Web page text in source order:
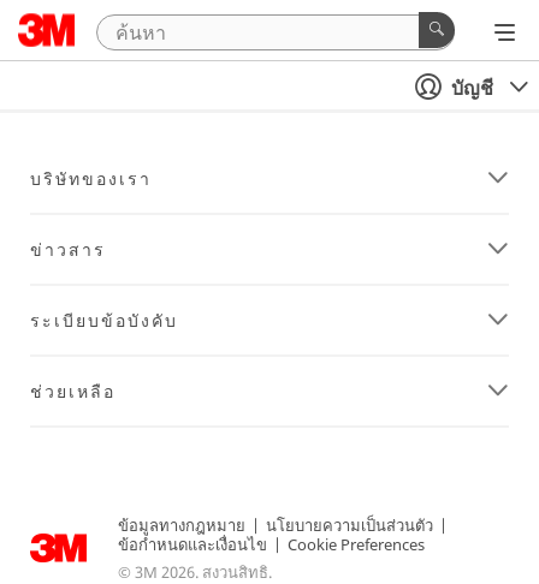
บัญชี
บริษัทของเรา
ข่าวสาร
ระเบียบข้อบังคับ
ช่วยเหลือ
ข้อมูลทางกฎหมาย | นโยบายความเป็นส่วนตัว |
ข้อกำหนดและเงื่อนไข | Cookie Preferences
© 3M 2026. สงวนสิทธิ.